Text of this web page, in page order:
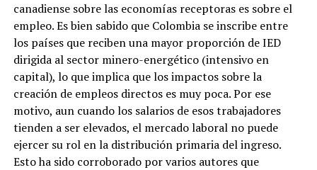
canadiense sobre las economías receptoras es sobre el
empleo. Es bien sabido que Colombia se inscribe entre
los países que reciben una mayor proporción de IED
dirigida al sector minero-energético (intensivo en
capital), lo que implica que los impactos sobre la
creación de empleos directos es muy poca. Por ese
motivo, aun cuando los salarios de esos trabajadores
tienden a ser elevados, el mercado laboral no puede
ejercer su rol en la distribución primaria del ingreso.
Esto ha sido corroborado por varios autores que